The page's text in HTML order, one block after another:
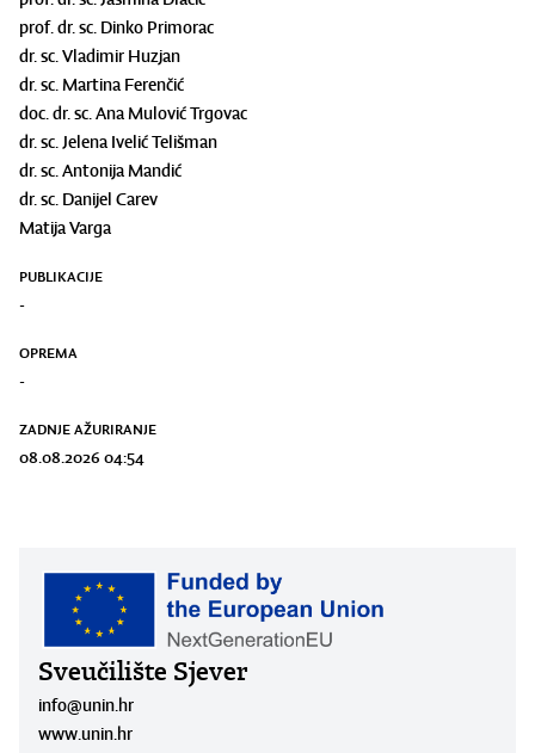
prof. dr. sc. Dinko Primorac
dr. sc. Vladimir Huzjan
dr. sc. Martina Ferenčić
doc. dr. sc. Ana Mulović Trgovac
dr. sc. Jelena Ivelić Telišman
dr. sc. Antonija Mandić
dr. sc. Danijel Carev
Matija Varga
PUBLIKACIJE
-
OPREMA
-
ZADNJE AŽURIRANJE
08.08.2026 04:54
Sveučilište Sjever
info@unin.hr
www.unin.hr